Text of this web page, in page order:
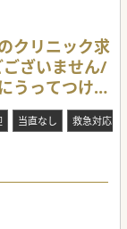
実践に適した
して、地域医療
を実践していま
した診療が可能
クリニック求
ざいません/
うってつけの
当直なし 救急対応な